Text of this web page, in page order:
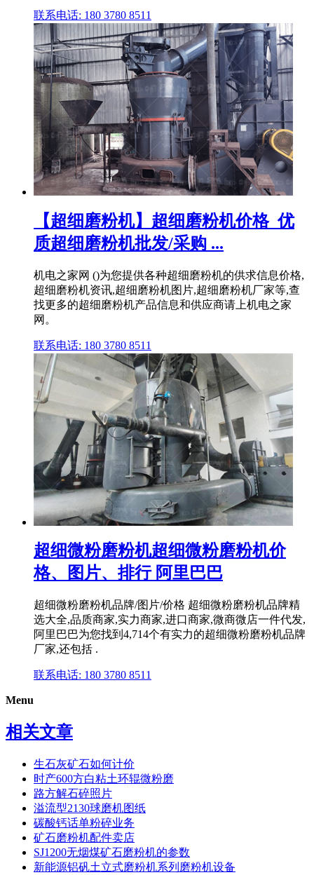
联系电话: 180 3780 8511
【超细磨粉机】超细磨粉机价格_优
质超细磨粉机批发/采购 ...
机电之家网 ()为您提供各种超细磨粉机的供求信息价格,
超细磨粉机资讯,超细磨粉机图片,超细磨粉机厂家等,查
找更多的超细磨粉机产品信息和供应商请上机电之家
网。
联系电话: 180 3780 8511
超细微粉磨粉机超细微粉磨粉机价
格、图片、排行 阿里巴巴
超细微粉磨粉机品牌/图片/价格 超细微粉磨粉机品牌精
选大全,品质商家,实力商家,进口商家,微商微店一件代发,
阿里巴巴为您找到4,714个有实力的超细微粉磨粉机品牌
厂家,还包括 .
联系电话: 180 3780 8511
Menu
相关文章
生石灰矿石如何计价
时产600方白粘土环辊微粉磨
路方解石碎照片
溢流型2130球磨机图纸
碳酸钙话单粉碎业务
矿石磨粉机配件卖店
SJ1200无烟煤矿石磨粉机的参数
新能源铝矾土立式磨粉机系列磨粉机设备